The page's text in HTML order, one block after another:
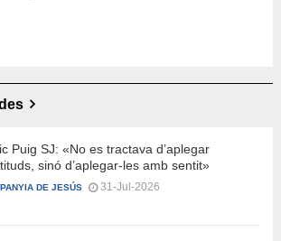
Puig SJ: «No es tractava d’aplegar
sinó d’aplegar-les amb sentit»
DE JESÚS 31-Jul-2026